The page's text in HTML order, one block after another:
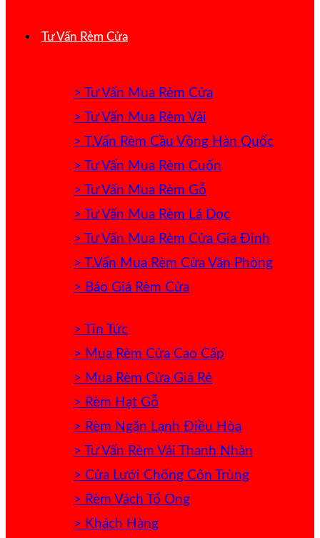
Tư Vấn Rèm Cửa
> Tư Vấn Mua Rèm Cửa
> Tư Vấn Mua Rèm Vải
> T.Vấn Rèm Cầu Vồng Hàn Quốc
> Tư Vấn Mua Rèm Cuốn
> Tư Vấn Mua Rèm Gỗ
> Tư Vấn Mua Rèm Lá Dọc
> Tư Vấn Mua Rèm Cửa Gia Đình
> T.Vấn Mua Rèm Cửa Văn Phòng
> Báo Giá Rèm Cửa
> Tin Tức
> Mua Rèm Cửa Cao Cấp
> Mua Rèm Cửa Giá Rẻ
> Rèm Hạt Gỗ
> Rèm Ngăn Lạnh Điều Hòa
> Tư Vấn Rèm Vải Thanh Nhàn
> Cửa Lưới Chống Côn Trùng
> Rèm Vách Tổ Ong
> Khách Hàng